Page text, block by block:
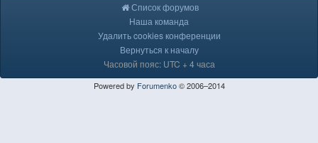
Список форумов
Наша команда
Удалить cookies конференции
Вернуться к началу
Часовой пояс: UTC + 4 часа
Powered by Forumenko© 2006–2014